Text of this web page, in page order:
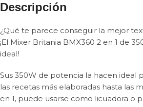
Descripción
¿Qué te parece conseguir la mejor
¡El Mixer Britania BMX360 2 en 1 de
ideal!
Sus 350W de potencia la hacen ideal
las recetas más elaboradas hasta las
en 1, puede usarse como licuadora o